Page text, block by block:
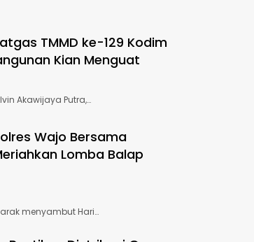
TMMD ke-129 Kodim
Kian Menguat
Akawijaya Putra,…
Wajo Bersama
Lomba Balap
menyambut Hari…